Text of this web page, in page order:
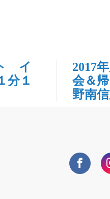
イ
分１
2017
会＆
野南信